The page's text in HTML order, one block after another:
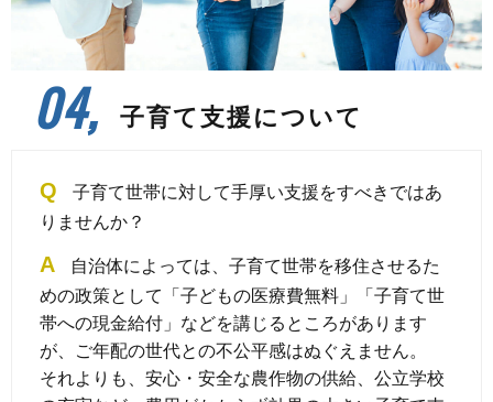
04, 子育て支援について
Q
子育て世帯に対して手厚い支援をすべきではあ
りませんか？
A
自治体によっては、子育て世帯を移住させるた
めの政策として「子どもの医療費無料」「子育て世
帯への現金給付」などを講じるところがあります
が、ご年配の世代との不公平感はぬぐえません。
それよりも、安心・安全な農作物の供給、公立学校